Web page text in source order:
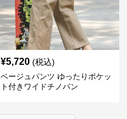
¥5,720 (税込)
ベージュパンツ ゆったりポケッ
ト付きワイドチノパン